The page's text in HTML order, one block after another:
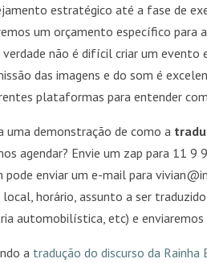
estratégico até a fase de
um orçamento específico para
verdade não é difícil criar um
das imagens e do som é
plataformas para entender
uma demonstração de como a
agendar? Envie um zap para 11
enviar um e-mail para
horário, assunto a ser
automobilística, etc) e
a tradução do discurso da